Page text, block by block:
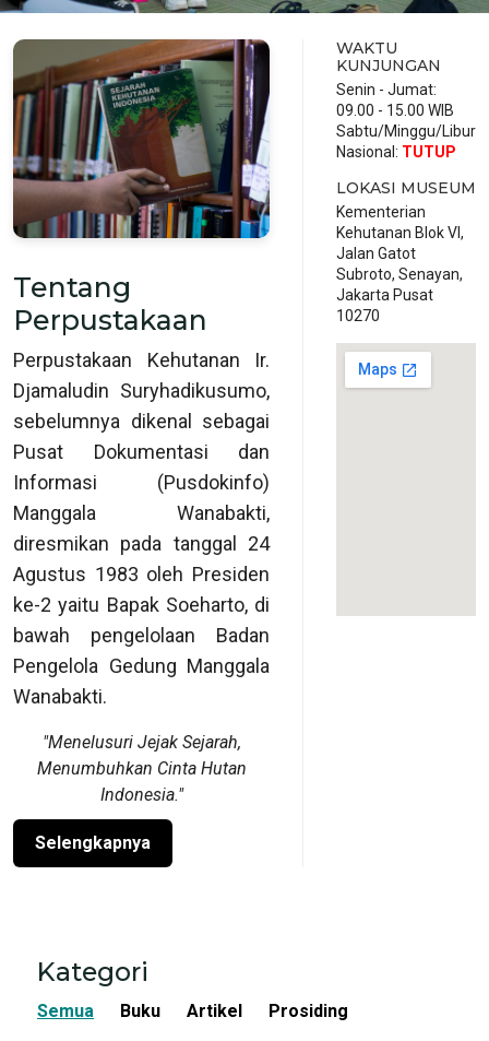
Tentang
Perpustakaan
Perpustakaan Kehutanan Ir.
Djamaludin Suryhadikusumo,
sebelumnya dikenal sebagai
Pusat Dokumentasi dan
Informasi (Pusdokinfo)
Manggala Wanabakti,
diresmikan pada tanggal 24
Agustus 1983 oleh Presiden
ke-2 yaitu Bapak Soeharto, di
bawah pengelolaan Badan
Pengelola Gedung Manggala
Wanabakti.
"Menelusuri Jejak Sejarah,
Menumbuhkan Cinta Hutan
Indonesia."
Selengkapnya
WAKTU
KUNJUNGAN
Senin - Jumat:
09.00 - 15.00 WIB
Sabtu/Minggu/Libur
Nasional: TUTUP
LOKASI MUSEUM
Kementerian
Kehutanan Blok VI,
Jalan Gatot
Subroto, Senayan,
Jakarta Pusat
10270
Kategori
Semua Buku Artikel Prosiding